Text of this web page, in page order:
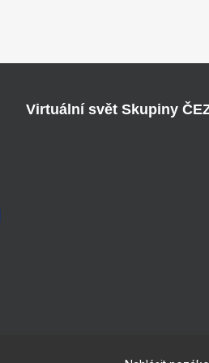
Virtuální svět Skupiny